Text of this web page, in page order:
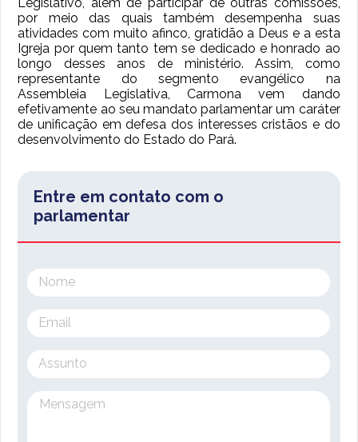
por meio das quais também desempenha suas
atividades com muito afinco, gratidão a Deus e a esta
Igreja por quem tanto tem se dedicado e honrado ao
longo desses anos de ministério. Assim, como
representante do segmento evangélico na
Assembleia Legislativa, Carmona vem dando
efetivamente ao seu mandato parlamentar um caráter
de unificação em defesa dos interesses cristãos e do
desenvolvimento do Estado do Pará.
Entre em contato com o
parlamentar